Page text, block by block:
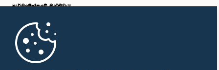
පාර්ලි‌මේන්තුවේ මන්ත්‍රීවරු
මුල් පිටුව